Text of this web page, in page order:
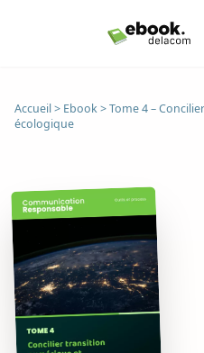
Accueil> Ebook>Tome 4 –
écologique